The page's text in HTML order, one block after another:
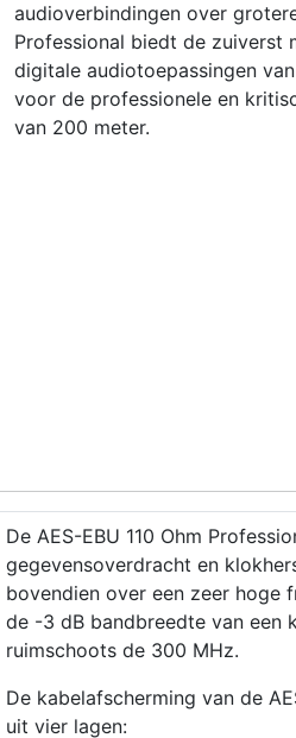
audioverbindingen over
Professional biedt de zuiverst
digitale audiotoepassingen
voor de professionele en
van 200 meter.
De AES-EBU 110 Ohm
gegevensoverdracht en
bovendien over een zeer hoge
de -3 dB bandbreedte van een
ruimschoots de 300 MHz.
De kabelafscherming van de
uit vier lagen: